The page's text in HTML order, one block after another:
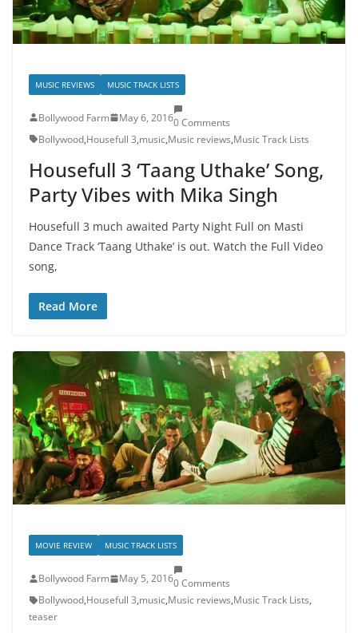
MUSIC REVIEWS MUSIC TRACK LISTS
Bollywood Farm May 6, 20160 Comments
Bollywood,Housefull 3,music,Music reviews,Music Track Lists
Housefull 3 ‘Taang Uthake’ Song,
Party Vibes with Mika Singh
Housefull 3 much awaited Party Night Full on Masti
Dance Track ‘Taang Uthake’ is out. Watch the Full Video
song,
Read More
MOVIE REVIEW MUSIC TRACK LISTS
Bollywood Farm May 5, 20160 Comments
Bollywood,Housefull 3,music,Music reviews,Music Track Lists,
teaser